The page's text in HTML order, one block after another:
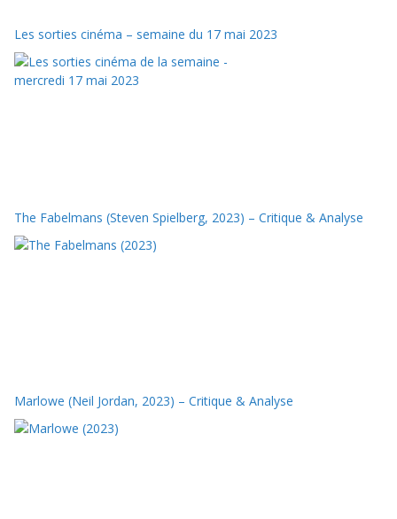
Les sorties cinéma – semaine du 17 mai 2023
The Fabelmans (Steven Spielberg, 2023) – Critique & Analyse
Marlowe (Neil Jordan, 2023) – Critique & Analyse